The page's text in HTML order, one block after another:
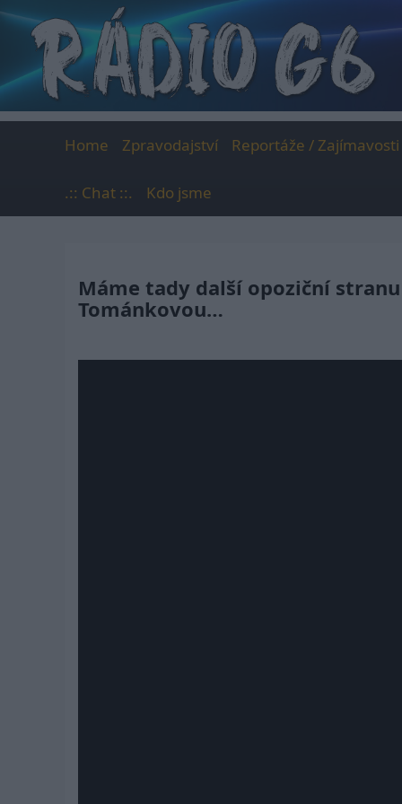
content
Home Zpravodajství Reportáže / Zajímavosti
.:: Chat ::. Kdo jsme
Máme tady další opoziční
Tománkovou…